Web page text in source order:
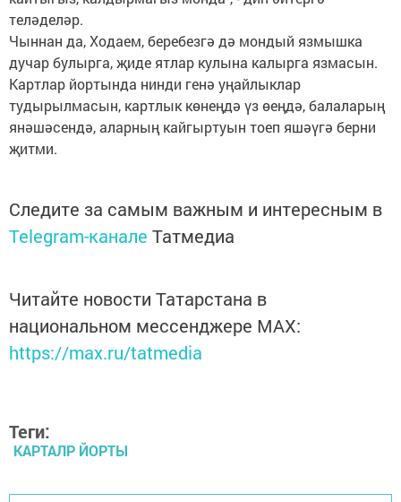
теләделәр.
Чыннан да, Ходаем, беребезгә дә мондый язмышка
дучар булырга, җиде ятлар кулына калырга язмасын.
Картлар йортында нинди генә уңайлыклар
тудырылмасын, картлык көнеңдә үз өеңдә, балаларың
янәшәсендә, аларның кайгыртуын тоеп яшәүгә берни
җитми.
Следите за самым важным и интересным в
Telegram-канале Татмедиа
Читайте новости Татарстана в
национальном мессенджере MАХ:
https://max.ru/tatmedia
Теги:
КАРТАЛР ЙОРТЫ